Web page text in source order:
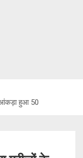
आंकड़ा हुआ 50